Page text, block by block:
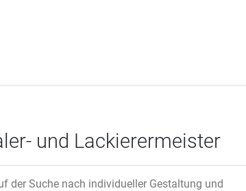
und Lackierermeister
der Suche nach individueller Gestaltung und